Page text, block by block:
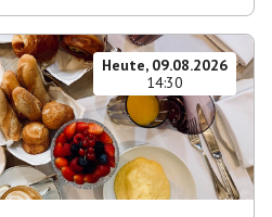
Heute, 09.08.2026
14:30